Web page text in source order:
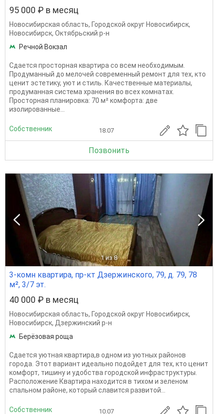
95 000 ₽ в месяц
Новосибирская область, Городской округ Новосибирск,
Новосибирск, Октябрьский р-н
Речной Вокзал
Сдается просторная квартира со всем необходимым.
Продуманный до мелочей современный ремонт для тех, кто
ценит эстетику, уют и стиль. Качественные материалы,
продуманная система хранения во всех комнатах.
Просторная планировка: 70 м² комфорта: две
изолированные...
Собственник 18.07
Позвонить
1 из 8
3-комн квартира, пр-кт Дзержинского, 79, д. 79, 78
м², 3/7 эт.
40 000 ₽ в месяц
Новосибирская область, Городской округ Новосибирск,
Новосибирск, Дзержинский р-н
Берёзовая роща
Сдается уютная квартира,в одном из уютных районов
города. Этот вариант идеально подойдет для тех, кто ценит
комфорт, тишину и удобства городской инфраструктуры.
Расположение Квартира находится в тихом и зеленом
спальном районе, который славится развитой...
Собственник 10.07